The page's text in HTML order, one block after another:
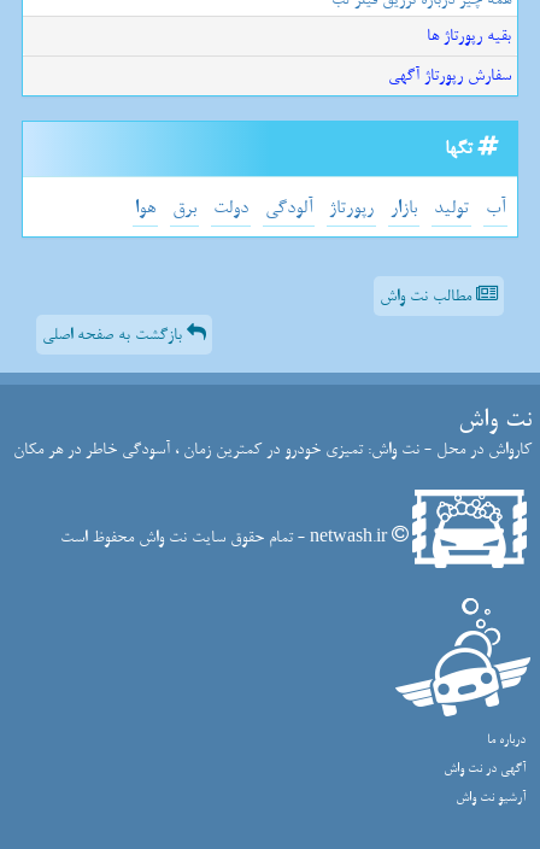
بقیه رپورتاژ ها
سفارش رپورتاژ آگهی
تگها
آب تولید بازار رپورتاژ آلودگی دولت برق هوا
مطالب نت واش
بازگشت به صفحه اصلی
نت واش
کارواش در محل - نت واش: تمیزی خودرو در کمترین زمان ، آسودگی خاطر در هر مکان
netwash.ir - تمام حقوق سایت نت واش محفوظ است
درباره ما
آگهی در نت واش
آرشیو نت واش